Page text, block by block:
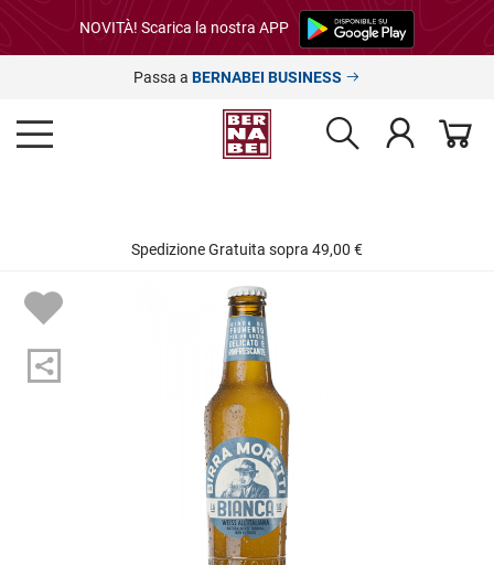
NOVITÀ! Scarica la nostra APP
Passa a BERNABEI BUSINESS
Spedizione Gratuita sopra 49,00 €